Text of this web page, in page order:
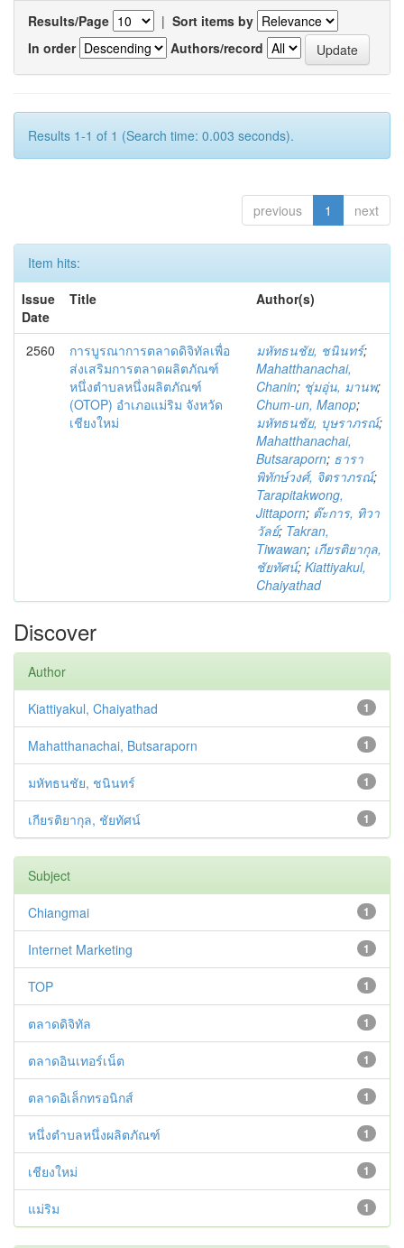
Results/Page | Sort items by
In order
Authors/record
Results 1-1 of 1 (Search time: 0.003 seconds).
previous 1 next
Item hits:
Issue
Date
Title Author(s)
2560
การบูรณาการตลาดดิจิทัลเพื่อ
ส่งเสริมการตลาดผลิตภัณฑ์
หนึ่งตำบลหนึ่งผลิตภัณฑ์
(OTOP) อำเภอแม่ริม จังหวัด
เชียงใหม่
มหัทธนชัย, ชนินทร์;
Mahatthanachai,
Chanin; ชุ่มอุ่น, มานพ;
Chum-un, Manop;
มหัทธนชัย, บุษราภรณ์;
Mahatthanachai,
Butsaraporn; ธารา
พิทักษ์วงศ์, จิตราภรณ์;
Tarapitakwong,
Jittaporn; ต๊ะการ, ทิวา
วัลย์; Takran,
Tiwawan; เกียรติยากุล,
ชัยทัศน์; Kiattiyakul,
Chaiyathad
Discover
Author
1
Kiattiyakul, Chaiyathad
1
Mahatthanachai, Butsaraporn
1
มหัทธนชัย, ชนินทร์
1
เกียรติยากุล, ชัยทัศน์
Subject
1
Chiangmai
1
Internet Marketing
1
TOP
1
ตลาดดิจิทัล
1
ตลาดอินเทอร์เน็ต
1
ตลาดอิเล็กทรอนิกส์
1
หนึ่งตำบลหนึ่งผลิตภัณฑ์
1
เชียงใหม่
1
แม่ริม